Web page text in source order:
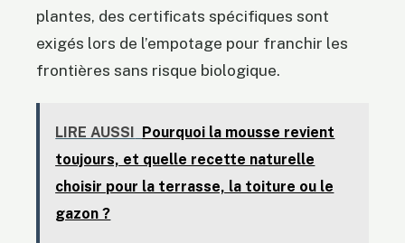
plantes, des certificats spécifiques sont
exigés lors de l’empotage pour franchir les
frontières sans risque biologique.
LIRE AUSSI
Pourquoi la mousse revient
toujours, et quelle recette naturelle
choisir pour la terrasse, la toiture ou le
gazon ?